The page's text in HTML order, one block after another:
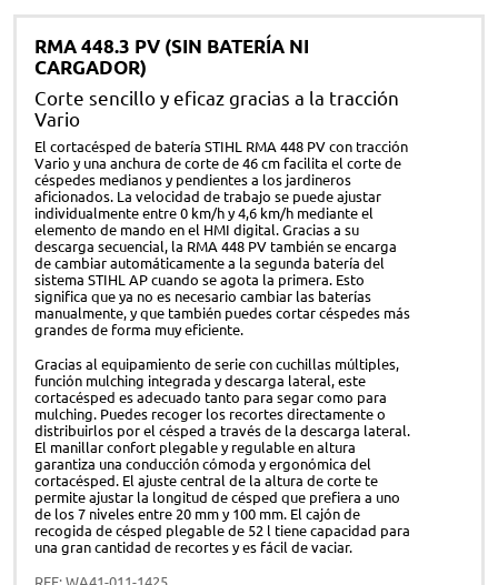
RMA 448.3 PV (SIN BATERÍA NI
CARGADOR)
Corte sencillo y eficaz gracias a la tracción
Vario
El cortacésped de batería STIHL RMA 448 PV con tracción
Vario y una anchura de corte de 46 cm facilita el corte de
céspedes medianos y pendientes a los jardineros
aficionados. La velocidad de trabajo se puede ajustar
individualmente entre 0 km/h y 4,6 km/h mediante el
elemento de mando en el HMI digital. Gracias a su
descarga secuencial, la RMA 448 PV también se encarga
de cambiar automáticamente a la segunda batería del
sistema STIHL AP cuando se agota la primera. Esto
significa que ya no es necesario cambiar las baterías
manualmente, y que también puedes cortar céspedes más
grandes de forma muy eficiente.
Gracias al equipamiento de serie con cuchillas múltiples,
función mulching integrada y descarga lateral, este
cortacésped es adecuado tanto para segar como para
mulching. Puedes recoger los recortes directamente o
distribuirlos por el césped a través de la descarga lateral.
El manillar confort plegable y regulable en altura
garantiza una conducción cómoda y ergonómica del
cortacésped. El ajuste central de la altura de corte te
permite ajustar la longitud de césped que prefiera a uno
de los 7 niveles entre 20 mm y 100 mm. El cajón de
recogida de césped plegable de 52 l tiene capacidad para
una gran cantidad de recortes y es fácil de vaciar.